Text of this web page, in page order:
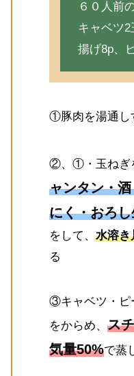
６０人前
キャベツ
揚げ8p、
①豚肉を湯通し
②、①・玉ねぎ
ャンタン・
にく・おろ
をして、水溶き
る
③キャベツ・ピ
をからめ、ス
気量50%で蒸